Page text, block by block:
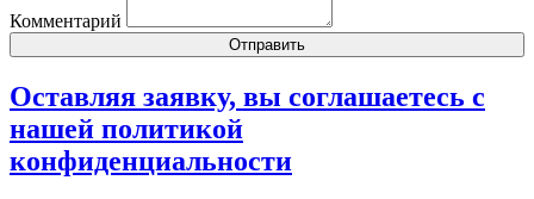
Комментарий
Отправить
Оставляя заявку, вы соглашаетесь с
нашей политикой
конфиденциальности